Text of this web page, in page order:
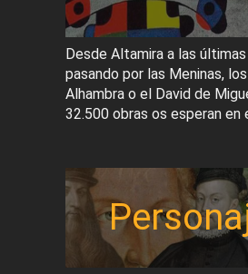
Desde Altamira a las últimas
pasando por las Meninas,
Alhambra o el David de
32.500 obras os esperan en